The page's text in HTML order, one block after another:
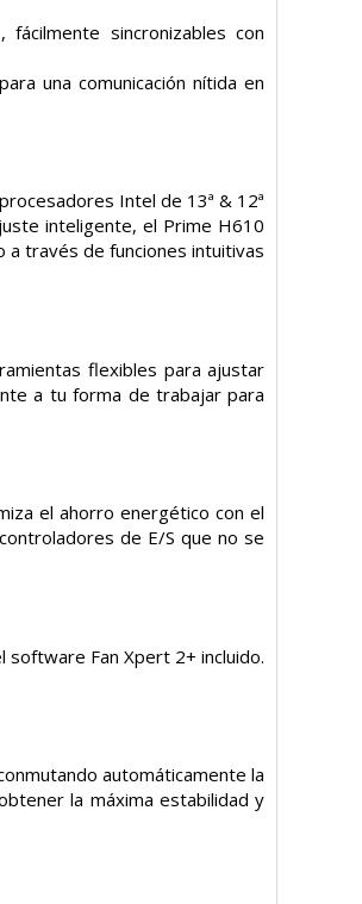
fácilmente sincronizables con
una comunicación nítida en
Intel de 13ª & 12ª
inteligente, el Prime H610
a través de funciones intuitivas
flexibles para ajustar
a tu forma de trabajar para
el ahorro energético con el
de E/S que no se
Fan Xpert 2+ incluido.
automáticamente la
la máxima estabilidad y